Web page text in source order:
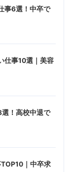
事6選！中卒で
仕事10選｜美容
！高校中退で
｜中卒求